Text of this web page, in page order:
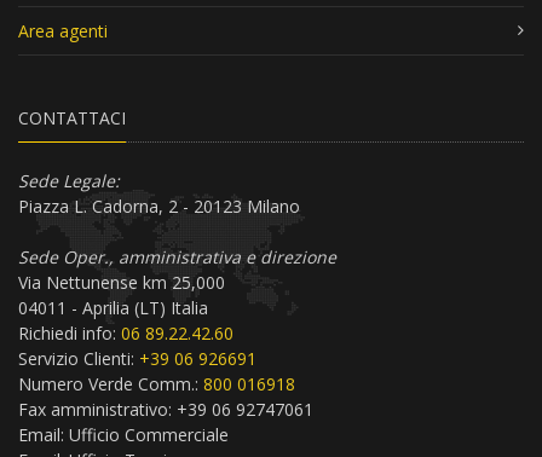
Area agenti
CONTATTACI
Sede Legale:
Piazza L. Cadorna, 2 - 20123 Milano
Sede Oper., amministrativa e direzione
Via Nettunense km 25,000
04011 - Aprilia (LT) Italia
Richiedi info: 06 89.22.42.60
Servizio Clienti: +39 06 926691
Numero Verde Comm.: 800 016918
Fax amministrativo: +39 06 92747061
Email: Ufficio Commerciale